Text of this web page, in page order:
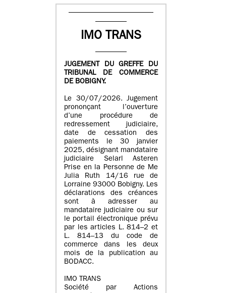
IMO TRANS
JUGEMENT DU GREFFE DU
TRIBUNAL DE COMMERCE
DE BOBIGNY.
Le 30/07/2026. Jugement
prononçant l’ouverture
d’une procédure de
redressement judiciaire,
date de cessation des
paiements le 30 janvier
2025, désignant mandataire
judiciaire Selarl Asteren
Prise en la Personne de Me
Julia Ruth 14/16 rue de
Lorraine 93000 Bobigny. Les
déclarations des créances
sont à adresser au
mandataire judiciaire ou sur
le portail électronique prévu
par les articles L. 814–2 et
L. 814–13 du code de
commerce dans les deux
mois de la publication au
BODACC.
IMO TRANS
Société par Actions